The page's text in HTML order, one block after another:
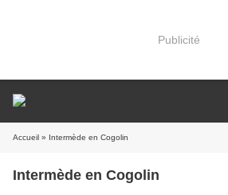
Publicité
Accueil » Intermède en Cogolin
Intermède en Cogolin